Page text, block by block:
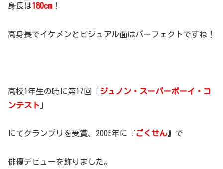
身長は180cm ！
高身長でイケメンとビジュアル面はパーフェクトですね！
高校1年生の時に第17回「ジュノン・スーパーボーイ・コ
ンテスト 」
にてグランプリを受賞、2005年に『ごくせん』で
俳優デビューを飾りました。